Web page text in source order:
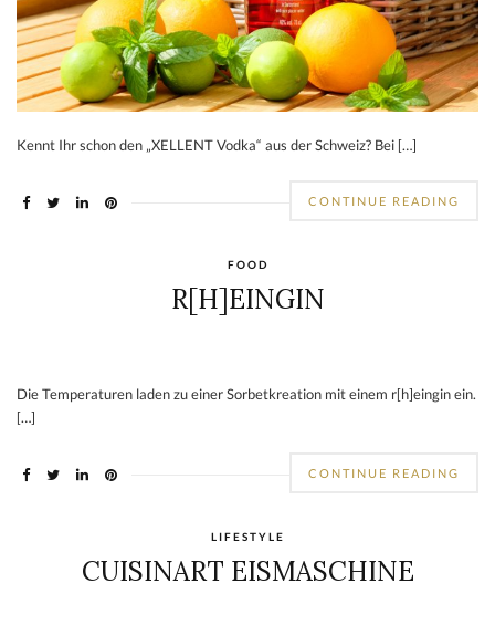
Kennt Ihr schon den „XELLENT Vodka“ aus der Schweiz? Bei […]
CONTINUE READING
FOOD
R[H]EINGIN
Die Temperaturen laden zu einer Sorbetkreation mit einem r[h]eingin ein.
[…]
CONTINUE READING
LIFESTYLE
CUISINART EISMASCHINE